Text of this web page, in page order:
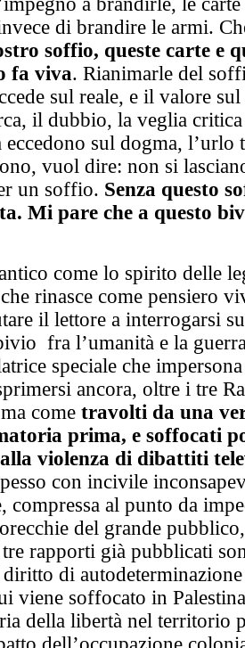
di brandire le armi.
soffio, queste carte e
fa viva. Rianimarle del
sul reale, e il valore
il dubbio, la veglia critica
eccedono sul dogma,
vuol dire: non si
un soffio. Senza questo
Mi pare che a questo
come lo spirito delle
rinasce come pensiero
il lettore a interrogarsi
fra l’umanità e la
speciale che
ancora, oltre i tre
come travolti da una
prima, e soffocati
violenza di dibattiti
con incivile
compressa al punto da
del grande
rapporti già pubblicati
di
viene soffocato in
della libertà nel territorio